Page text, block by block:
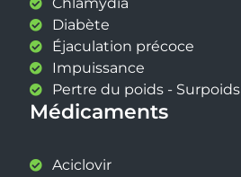
Chlamydia
Diabète
Éjaculation précoce
Impuissance
Pertre du poids - Surpoids
Médicaments
Aciclovir